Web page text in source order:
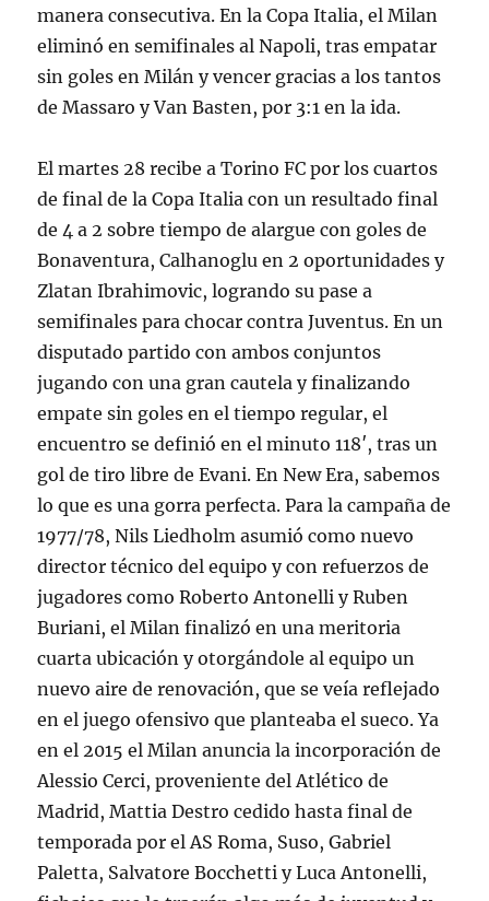
manera consecutiva. En la Copa Italia, el Milan
eliminó en semifinales al Napoli, tras empatar
sin goles en Milán y vencer gracias a los tantos
de Massaro y Van Basten, por 3:1 en la ida.
El martes 28 recibe a Torino FC por los cuartos
de final de la Copa Italia con un resultado final
de 4 a 2 sobre tiempo de alargue con goles de
Bonaventura, Calhanoglu en 2 oportunidades y
Zlatan Ibrahimovic, logrando su pase a
semifinales para chocar contra Juventus. En un
disputado partido con ambos conjuntos
jugando con una gran cautela y finalizando
empate sin goles en el tiempo regular, el
encuentro se definió en el minuto 118′, tras un
gol de tiro libre de Evani. En New Era, sabemos
lo que es una gorra perfecta. Para la campaña de
1977/78, Nils Liedholm asumió como nuevo
director técnico del equipo y con refuerzos de
jugadores como Roberto Antonelli y Ruben
Buriani, el Milan finalizó en una meritoria
cuarta ubicación y otorgándole al equipo un
nuevo aire de renovación, que se veía reflejado
en el juego ofensivo que planteaba el sueco. Ya
en el 2015 el Milan anuncia la incorporación de
Alessio Cerci, proveniente del Atlético de
Madrid, Mattia Destro cedido hasta final de
temporada por el AS Roma, Suso, Gabriel
Paletta, Salvatore Bocchetti y Luca Antonelli,